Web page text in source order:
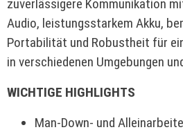
zuverlässigere Kommunikation
Audio, leistungsstarkem Akku,
Portabilität und Robustheit für
in verschiedenen Umgebungen
WICHTIGE HIGHLIGHTS
Man-Down- und